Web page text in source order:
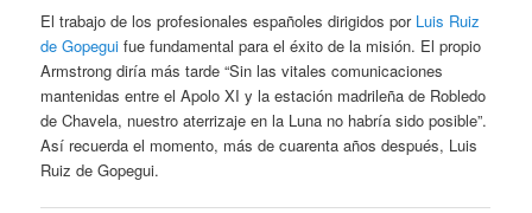
El trabajo de los profesionales españoles dirigidos por Luis Ruiz
de Gopegui fue fundamental para el éxito de la misión. El propio
Armstrong diría más tarde “Sin las vitales comunicaciones
mantenidas entre el Apolo XI y la estación madrileña de Robledo
de Chavela, nuestro aterrizaje en la Luna no habría sido posible”.
Así recuerda el momento, más de cuarenta años después, Luis
Ruiz de Gopegui.